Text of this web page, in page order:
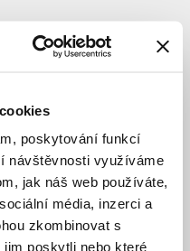
poskytování funkcí
návštěvnosti využíváme
jak náš web používáte,
média, inzerci a
zkombinovat s
poskytli nebo které